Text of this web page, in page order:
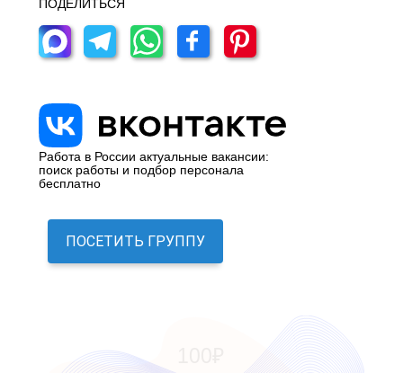
ПОДЕЛИТЬСЯ
Работа в России актуальные вакансии:
поиск работы и подбор персонала
бесплатно
ПОСЕТИТЬ ГРУППУ